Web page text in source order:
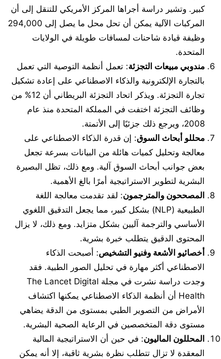
كبير. وتشير دراسة أجراها المركز الأمريكي للتنقل إلى أن
المركبات الآلية يمكن أن تحل محل ما يصل إلى 294,000
وظيفة قيادة شاحنات لمسافات طويلة في الولايات
المتحدة.
مندوبي مبيعات التجزئة: تعمل أنظمة التوصية التي تعمل
بالتجارة الإلكترونية والذكاء الاصطناعي على إعادة تشكيل
تجارة التجزئة. ويذكر اتحاد التجزئة البريطاني أن 12% من
وظائف التجزئة اختفت في المملكة المتحدة منذ عام
2008، ويرجع ذلك جزئيًا إلى الأتمتة.
محللو أبحاث السوق: إن قدرة الذكاء الاصطناعي على
معالجة وتحليل كميات هائلة من البيانات بسرعة تجعل
بعض جوانب أبحاث السوق آلية. ومع ذلك، تظل البصيرة
البشرية لتطوير الاستراتيجية أمرًا بالغ الأهمية.
المصححون والمترجمون: لقد تقدمت معالجة اللغة
الطبيعية (NLP) بشكل كبير، مما يجعل التدقيق اللغوي
الأساسي والترجمة آليين بشكل متزايد. ومع ذلك، لا يزال
المحتوى الدقيق يتطلب خبرة بشرية.
أخصائيو الأشعة وفنيو التشخيص: أصبحت الذكاء
الاصطناعي أكثر مهارة في تحليل الصور الطبية. فقد
وجدت دراسة نشرت في مجلة The Lancet Digital
Health أن أنظمة الذكاء الاصطناعي يمكنها اكتشاف
الأمراض من التصوير الطبي بمستوى من الدقة يضاهي
مستوى دقة المتخصصين في الرعاية الصحية البشرية.
المحللون الماليون: في حين أن الاستراتيجية المالية
المعقدة لا تزال تتطلب نظرة بشرية ثاقبة، إلا أنه يمكن